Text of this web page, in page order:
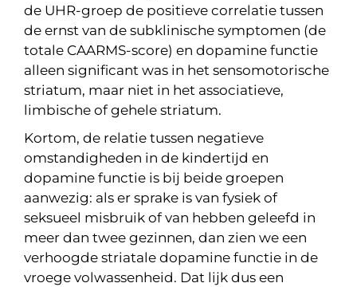
de UHR-groep de positieve correlatie tussen
de ernst van de subklinische symptomen (de
totale CAARMS-score) en dopamine functie
alleen significant was in het sensomotorische
striatum, maar niet in het associatieve,
limbische of gehele striatum.
Kortom, de relatie tussen negatieve
omstandigheden in de kindertijd en
dopamine functie is bij beide groepen
aanwezig: als er sprake is van fysiek of
seksueel misbruik of van hebben geleefd in
meer dan twee gezinnen, dan zien we een
verhoogde striatale dopamine functie in de
vroege volwassenheid. Dat lijk dus een